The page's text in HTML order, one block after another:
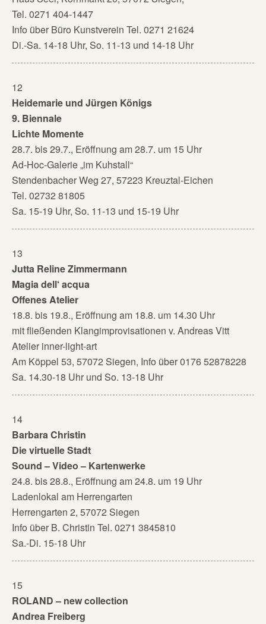
Tel. 0271 404-1447
Info über Büro Kunstverein Tel. 0271 21624
Di.-Sa. 14-18 Uhr, So. 11-13 und 14-18 Uhr
12
Heidemarie und Jürgen Königs
9. Biennale
Lichte Momente
28.7. bis 29.7., Eröffnung am 28.7. um 15 Uhr
Ad-Hoc-Galerie „im Kuhstall“
Stendenbacher Weg 27, 57223 Kreuztal-Eichen
Tel. 02732 81805
Sa. 15-19 Uhr, So. 11-13 und 15-19 Uhr
13
Jutta Reline Zimmermann
Magia dell‘ acqua
Offenes Atelier
18.8. bis 19.8., Eröffnung am 18.8. um 14.30 Uhr
mit fließenden Klangimprovisationen v. Andreas Vitt
Atelier inner-light-art
Am Köppel 53, 57072 Siegen, Info über 0176 52878228
Sa. 14.30-18 Uhr und So. 13-18 Uhr
14
Barbara Christin
Die virtuelle Stadt
Sound – Video – Kartenwerke
24.8. bis 28.8., Eröffnung am 24.8. um 19 Uhr
Ladenlokal am Herrengarten
Herrengarten 2, 57072 Siegen
Info über B. Christin Tel. 0271 3845810
Sa.-Di. 15-18 Uhr
15
ROLAND – new collection
Andrea Freiberg